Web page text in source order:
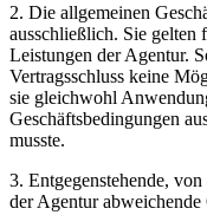
2. Die allgemeinen
ausschließlich. Sie gelten
Leistungen der Agentur.
Vertragsschluss keine
sie gleichwohl
Geschäftsbedingungen
musste.
3. Entgegenstehende,
der Agentur abweichende